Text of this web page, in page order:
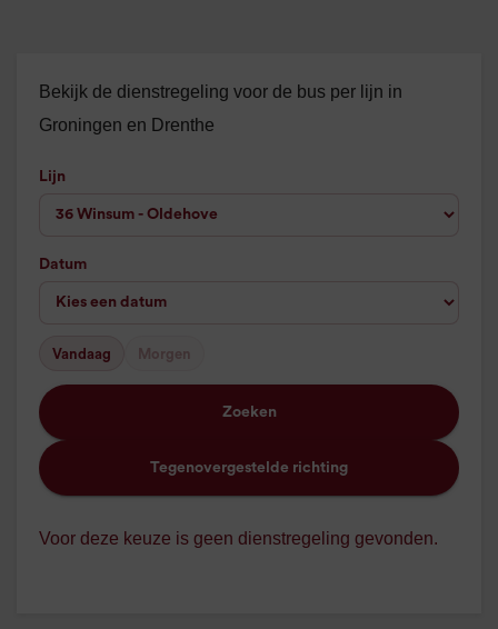
Bekijk de dienstregeling voor de bus per lijn in
Groningen en Drenthe
Lijn
Datum
Vandaag Morgen
Zoeken
Tegenovergestelde richting
Voor deze keuze is geen dienstregeling gevonden.